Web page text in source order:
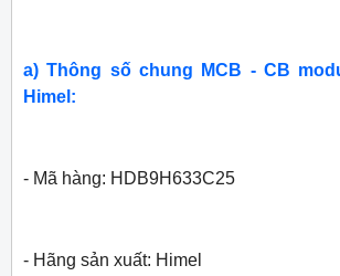
a) Thông số chung MCB - CB
Himel:
- Mã hàng: HDB9H633C25
- Hãng sản xuất: Himel